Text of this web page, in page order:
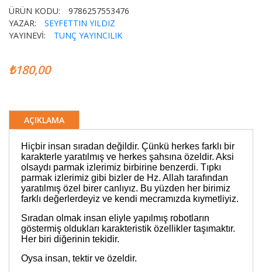
ÜRÜN KODU:
9786257553476
YAZAR:
SEYFETTIN YILDIZ
YAYINEVİ:
TUNÇ YAYINCILIK
₺180,00
AÇIKLAMA
Hiçbir insan sıradan değildir. Çünkü herkes farklı bir
karakterle yaratılmış ve herkes şahsına özeldir. Aksi
olsaydı parmak izlerimiz birbirine benzerdi. Tıpkı
parmak izlerimiz gibi bizler de Hz. Allah tarafından
yaratılmış özel birer canlıyız. Bu yüzden her birimiz
farklı değerlerdeyiz ve kendi mecramızda kıymetliyiz.
Sıradan olmak insan eliyle yapılmış robotların
göstermiş oldukları karakteristik özellikler taşımaktır.
Her biri diğerinin tekidir.
Oysa insan, tektir ve özeldir.